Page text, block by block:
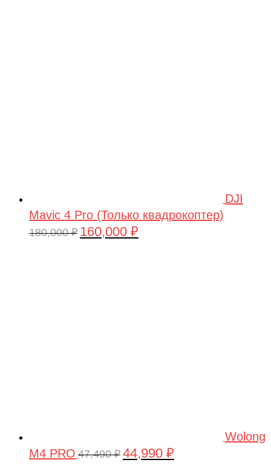
DJI
Mavic 4 Pro (Только квадрокоптер)
180,000₽ Первоначальная
160,000 ₽
Wolong
M4 PRO 47,490₽ Первоначальная
44,990 ₽